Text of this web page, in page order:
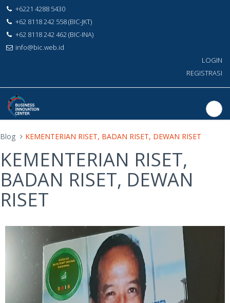
+6221 4288 5430
+62 8118 242 558 (BIC-JKT)
+62 8118 242 462 (BIC-INA)
info@bic.web.id
LOGIN
REGISTRASI
Blog KEMENTERIAN RISET, BADAN RISET, DEWAN RISET
KEMENTERIAN RISET,
BADAN RISET, DEWAN
RISET